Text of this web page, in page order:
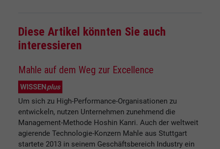
Diese Artikel könnten Sie auch
interessieren
Mahle auf dem Weg zur Excellence
WISSENplus
Um sich zu High-Performance-Organisationen zu
entwickeln, nutzen Unternehmen zunehmend die
Management-Methode Hoshin Kanri. Auch der weltweit
agierende Technologie-Konzern Mahle aus Stuttgart
startete 2013 in seinem Geschäftsbereich Industry ein